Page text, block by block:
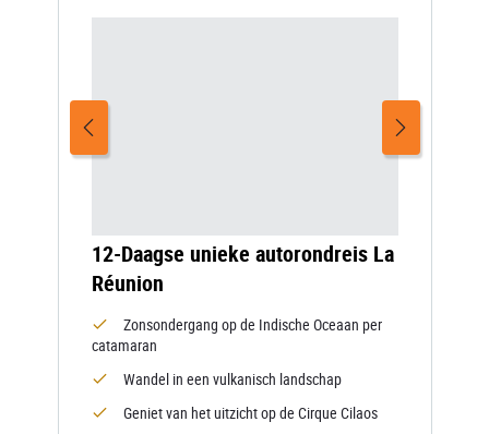
12-Daagse unieke autorondreis La
Réunion
Zonsondergang op de Indische Oceaan per
catamaran
Wandel in een vulkanisch landschap
Geniet van het uitzicht op de Cirque Cilaos